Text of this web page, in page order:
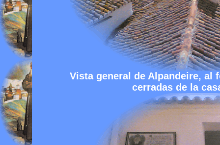
Vista general de Alpandeire, al
cerradas de la